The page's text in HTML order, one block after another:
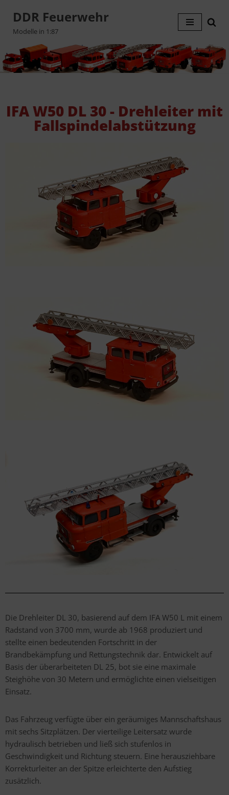
Zum
springen
DDR Feuerwehr
Modelle in 1:87
IFA W50 DL 30 - Drehleiter mit
Fallspindelabstützung
Die Drehleiter DL 30, basierend auf dem IFA W50 L mit einem
Radstand von 3700 mm, wurde ab 1968 produziert und
stellte einen bedeutenden Fortschritt in der
Brandbekämpfung und Rettungstechnik dar. Entwickelt auf
Basis der überarbeiteten DL 25, bot sie eine maximale
Steighöhe von 30 Metern und ermöglichte einen vielseitigen
Einsatz.
Das Fahrzeug verfügte über ein geräumiges Mannschaftshaus
mit sechs Sitzplätzen. Der vierteilige Leitersatz wurde
hydraulisch betrieben und ließ sich stufenlos in
Geschwindigkeit und Richtung steuern. Eine herausziehbare
Korrekturleiter an der Spitze erleichterte den Aufstieg
zusätzlich.